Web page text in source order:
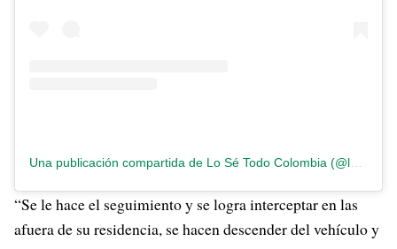
“Se le hace el seguimiento y se logra interceptar en las
afuera de su residencia, se hacen descender del vehículo y